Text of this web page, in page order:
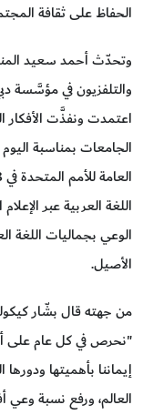
الحفاظ على ثقافة
وتحدّث أحمد سعيد
والتلفزيون في مؤسَّسة
اعتمدت ونفذَّت الأفكار
الجامعات بمناسبة
اللغة العربية عبر
الوعي بجماليات اللغة
الأصيل.
من جهته قال بشّار
"نحرص في كل عام على
إيماننا بأهميتها
العالم، ورفع نسبة وعي